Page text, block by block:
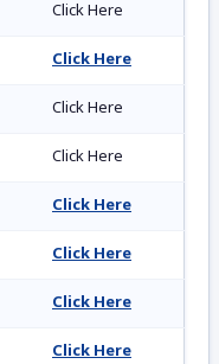
Click Here
Click Here
Click Here
Click Here
Click Here
Click Here
Click Here
Click Here